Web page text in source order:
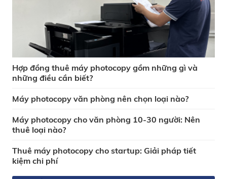
Hợp đồng thuê máy photocopy gồm những gì và
những điều cần biết?
Máy photocopy văn phòng nên chọn loại nào?
Máy photocopy cho văn phòng 10-30 người: Nên
thuê loại nào?
Thuê máy photocopy cho startup: Giải pháp tiết
kiệm chi phí